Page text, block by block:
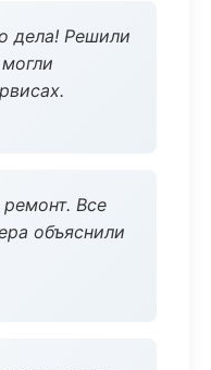
дела! Решили
Все
объяснили